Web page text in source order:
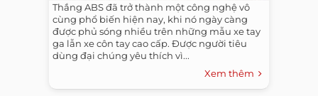
Thắng ABS đã trở thành một công nghệ vô
cùng phổ biến hiện nay, khi nó ngày càng
được phủ sóng nhiều trên những mẫu xe tay
ga lẫn xe côn tay cao cấp. Được người tiêu
dùng đại chúng yêu thích vì...
Xem thêm